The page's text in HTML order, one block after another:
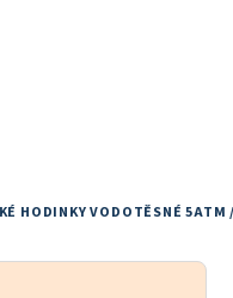
HODINKY VODOTĚSNÉ